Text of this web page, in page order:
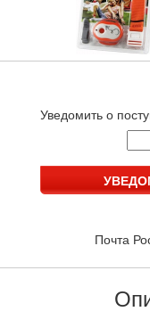
Уведомить о
Почта